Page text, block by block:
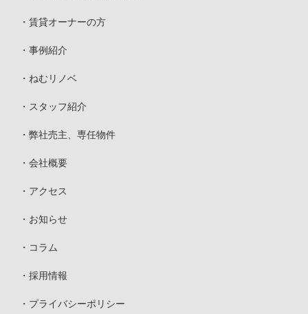
賃貸オーナーの方
事例紹介
ねむリノベ
スタッフ紹介
弊社売主、専任物件
会社概要
アクセス
お知らせ
コラム
採用情報
プライバシーポリシー